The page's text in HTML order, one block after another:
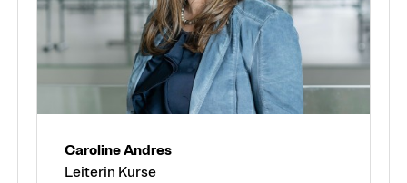
Caroline Andres
Leiterin Kurse